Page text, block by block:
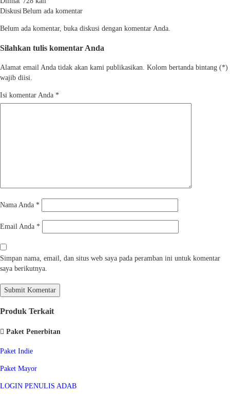
DiskusiBelum ada komentar
Belum ada komentar, buka diskusi dengan komentar Anda.
Silahkan tulis komentar Anda
Alamat email Anda tidak akan kami publikasikan. Kolom bertanda bintang (*)
wajib diisi.
Isi komentar Anda *
Nama Anda *
Email Anda *
Simpan nama, email, dan situs web saya pada peramban ini untuk komentar
saya berikutnya.
Produk Terkait
Paket Penerbitan
Paket Indie
Paket Mayor
LOGIN PENULIS ADAB